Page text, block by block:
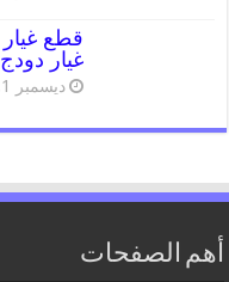
غيار دودج
ديسمبر 1, 2023
أهم الصفحات